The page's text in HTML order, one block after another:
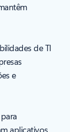
de TI
e